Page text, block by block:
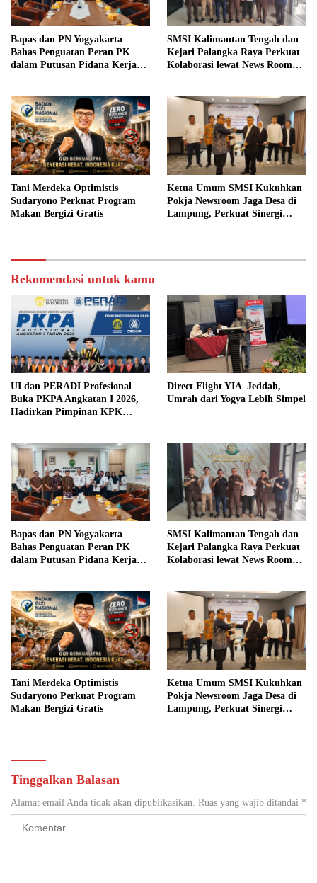
Bapas dan PN Yogyakarta
Bahas Penguatan Peran PK
dalam Putusan Pidana Kerja
SMSI Kalimantan Tengah dan
Kejari Palangka Raya Perkuat
Kolaborasi lewat News Room
Tani Merdeka Optimistis
Sudaryono Perkuat Program
Makan Bergizi Gratis
Ketua Umum SMSI Kukuhkan
Pokja Newsroom Jaga Desa di
Lampung, Perkuat Sinergi
Rekomendasi untuk kamu
UI dan PERADI Profesional
Buka PKPA Angkatan I 2026,
Hadirkan Pimpinan KPK
Direct Flight YIA–Jeddah,
Umrah dari Yogya Lebih Simpel
Bapas dan PN Yogyakarta
Bahas Penguatan Peran PK
dalam Putusan Pidana Kerja
SMSI Kalimantan Tengah dan
Kejari Palangka Raya Perkuat
Kolaborasi lewat News Room
Tani Merdeka Optimistis
Sudaryono Perkuat Program
Makan Bergizi Gratis
Ketua Umum SMSI Kukuhkan
Pokja Newsroom Jaga Desa di
Lampung, Perkuat Sinergi
Tinggalkan Balasan
Alamat email Anda tidak akan dipublikasikan. Ruas yang wajib ditandai *